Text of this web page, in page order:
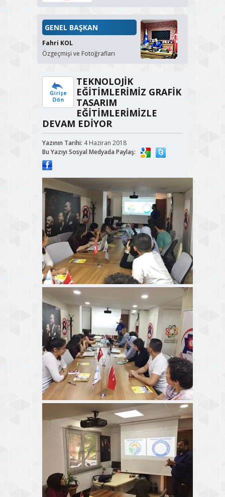
GENEL BAŞKAN
Fahri KOL
Özgeçmişi ve Fotoğrafları
TEKNOLOJİK
EĞİTİMLERİMİZ GRAFİK
TASARIM
EĞİTİMLERİMİZLE
DEVAM EDİYOR
Yazının Tarihi: 4 Haziran 2018
Bu Yazıyı Sosyal Medyada Paylaş: